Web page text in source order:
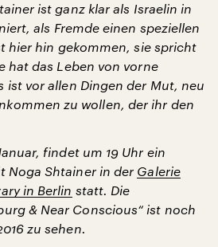
ist ganz klar als Israelin in
als Fremde einen speziellen
hier hin gekommen, sie spricht
hat das Leben von vorne
ist vor allen Dingen der Mut, neu
zu wollen, der ihr den
findet um 19 Uhr ein
Noga Shtainer in der Galerie
in Berlin statt. Die
& Near Conscious“ ist noch
zu sehen.